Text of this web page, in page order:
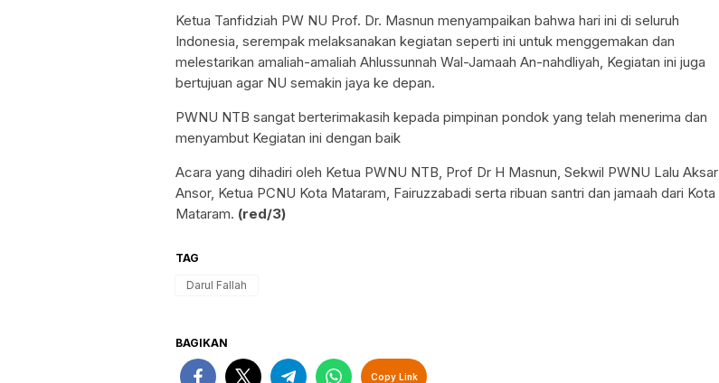
Ketua Tanfidziah PW NU Prof. Dr. Masnun menyampaikan bahwa hari ini di seluruh
Indonesia, serempak melaksanakan kegiatan seperti ini untuk menggemakan dan
melestarikan amaliah-amaliah Ahlussunnah Wal-Jamaah An-nahdliyah, Kegiatan ini juga
bertujuan agar NU semakin jaya ke depan.
PWNU NTB sangat berterimakasih kepada pimpinan pondok yang telah menerima dan
menyambut Kegiatan ini dengan baik
Acara yang dihadiri oleh Ketua PWNU NTB, Prof Dr H Masnun, Sekwil PWNU Lalu Aksar
Ansor, Ketua PCNU Kota Mataram, Fairuzzabadi serta ribuan santri dan jamaah dari Kota
Mataram. (red/3)
TAG
Darul Fallah
BAGIKAN
Copy Link